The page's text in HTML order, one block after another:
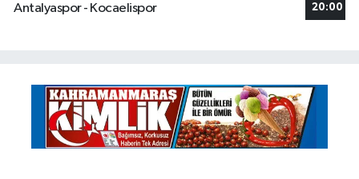
Antalyaspor - Kocaelispor 20:00